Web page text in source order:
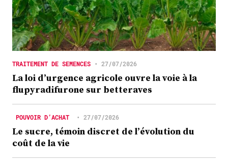
TRAITEMENT DE SEMENCES • 27/07/2026
La loi d’urgence agricole ouvre la voie à la
flupyradifurone sur betteraves
POUVOIR D’ACHAT • 27/07/2026
Le sucre, témoin discret de l’évolution du
coût de la vie